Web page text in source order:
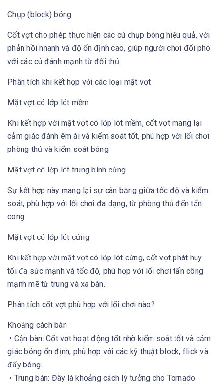
Chụp (block) bóng
Cốt vợt cho phép thực hiện các cú chụp bóng hiệu quả, với
phản hồi nhanh và độ ổn định cao, giúp người chơi đối phó
với các cú đánh mạnh từ đối thủ.
Phân tích khi kết hợp với các loại mặt vợt
Mặt vợt có lớp lót mềm
Khi kết hợp với mặt vợt có lớp lót mềm, cốt vợt mang lại
cảm giác đánh êm ái và kiểm soát tốt, phù hợp với lối chơi
phòng thủ và kiểm soát bóng.
Mặt vợt có lớp lót trung bình cứng
Sự kết hợp này mang lại sự cân bằng giữa tốc độ và kiểm
soát, phù hợp với lối chơi đa dạng, từ phòng thủ đến tấn
công.
Mặt vợt có lớp lót cứng
Khi kết hợp với mặt vợt có lớp lót cứng, cốt vợt phát huy
tối đa sức mạnh và tốc độ, phù hợp với lối chơi tấn công
mạnh mẽ từ trung và xa bàn.
Phân tích cốt vợt phù hợp với lối chơi nào?
Khoảng cách bàn
• Cận bàn: Cốt vợt hoạt động tốt nhờ kiểm soát tốt và cảm
giác bóng ổn định, phù hợp với các kỹ thuật block, flick và
đẩy bóng.
• Trung bàn: Đây là khoảng cách lý tưởng cho Tornado